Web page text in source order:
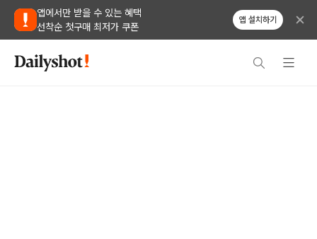
앱에서만 받을 수 있는 혜택
선착순 첫구매 최저가 쿠폰
앱 설치하기